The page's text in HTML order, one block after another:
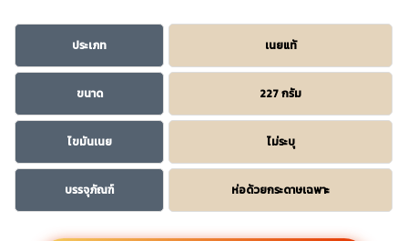
ประเภท เนยแท้
ขนาด 227 กรัม
ไขมันเนย ไม่ระบุ
บรรจุภัณฑ์ ห่อด้วยกระดาษเฉพาะ